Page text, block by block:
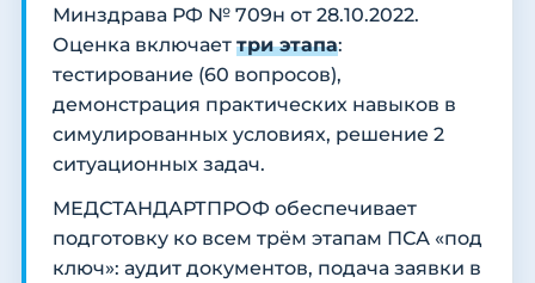
Минздрава РФ № 709н от 28.10.2022.
Оценка включает три этапа:
тестирование (60 вопросов),
демонстрация практических навыков в
симулированных условиях, решение 2
ситуационных задач.
МЕДСТАНДАРТПРОФ обеспечивает
подготовку ко всем трём этапам ПСА «под
ключ»: аудит документов, подача заявки в